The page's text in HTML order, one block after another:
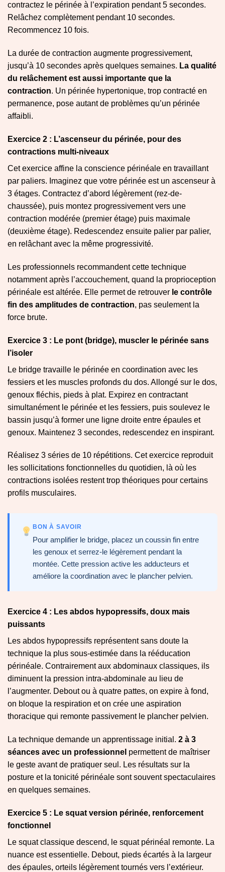
contractez le périnée à l’expiration pendant 5 secondes.
Relâchez complètement pendant 10 secondes.
Recommencez 10 fois.
La durée de contraction augmente progressivement,
jusqu’à 10 secondes après quelques semaines. La qualité
du relâchement est aussi importante que la
contraction. Un périnée hypertonique, trop contracté en
permanence, pose autant de problèmes qu’un périnée
affaibli.
Exercice 2 : L’ascenseur du périnée, pour des
contractions multi-niveaux
Cet exercice affine la conscience périnéale en travaillant
par paliers. Imaginez que votre périnée est un ascenseur à
3 étages. Contractez d’abord légèrement (rez-de-
chaussée), puis montez progressivement vers une
contraction modérée (premier étage) puis maximale
(deuxième étage). Redescendez ensuite palier par palier,
en relâchant avec la même progressivité.
Les professionnels recommandent cette technique
notamment après l’accouchement, quand la proprioception
périnéale est altérée. Elle permet de retrouver le contrôle
fin des amplitudes de contraction, pas seulement la
force brute.
Exercice 3 : Le pont (bridge), muscler le périnée sans
l’isoler
Le bridge travaille le périnée en coordination avec les
fessiers et les muscles profonds du dos. Allongé sur le dos,
genoux fléchis, pieds à plat. Expirez en contractant
simultanément le périnée et les fessiers, puis soulevez le
bassin jusqu’à former une ligne droite entre épaules et
genoux. Maintenez 3 secondes, redescendez en inspirant.
Réalisez 3 séries de 10 répétitions. Cet exercice reproduit
les sollicitations fonctionnelles du quotidien, là où les
contractions isolées restent trop théoriques pour certains
profils musculaires.
BON À SAVOIR
Pour amplifier le bridge, placez un coussin fin entre
les genoux et serrez-le légèrement pendant la
montée. Cette pression active les adducteurs et
améliore la coordination avec le plancher pelvien.
Exercice 4 : Les abdos hypopressifs, doux mais
puissants
Les abdos hypopressifs représentent sans doute la
technique la plus sous-estimée dans la rééducation
périnéale. Contrairement aux abdominaux classiques, ils
diminuent la pression intra-abdominale au lieu de
l’augmenter. Debout ou à quatre pattes, on expire à fond,
on bloque la respiration et on crée une aspiration
thoracique qui remonte passivement le plancher pelvien.
La technique demande un apprentissage initial. 2 à 3
séances avec un professionnel permettent de maîtriser
le geste avant de pratiquer seul. Les résultats sur la
posture et la tonicité périnéale sont souvent spectaculaires
en quelques semaines.
Exercice 5 : Le squat version périnée, renforcement
fonctionnel
Le squat classique descend, le squat périnéal remonte. La
nuance est essentielle. Debout, pieds écartés à la largeur
des épaules, orteils légèrement tournés vers l’extérieur.